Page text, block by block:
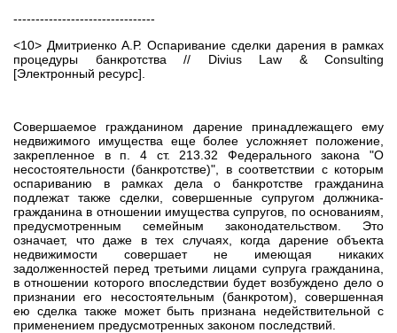
--------------------------------
<10> Дмитриенко А.Р. Оспаривание сделки дарения в рамках
процедуры банкротства // Divius Law & Consulting
[Электронный ресурс].
Совершаемое гражданином дарение принадлежащего ему
недвижимого имущества еще более усложняет положение,
закрепленное в п. 4 ст. 213.32 Федерального закона "О
несостоятельности (банкротстве)", в соответствии с которым
оспариванию в рамках дела о банкротстве гражданина
подлежат также сделки, совершенные супругом должника-
гражданина в отношении имущества супругов, по основаниям,
предусмотренным семейным законодательством. Это
означает, что даже в тех случаях, когда дарение объекта
недвижимости совершает не имеющая никаких
задолженностей перед третьими лицами супруга гражданина,
в отношении которого впоследствии будет возбуждено дело о
признании его несостоятельным (банкротом), совершенная
ею сделка также может быть признана недействительной с
применением предусмотренных законом последствий.